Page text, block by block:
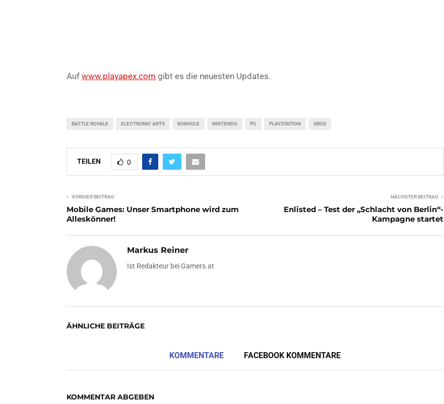
Auf www.playapex.com gibt es die neuesten Updates.
BATTLE ROYALE ELECTRONIC ARTS KONSOLE NINTENDO PC PLAYSTATION XBOX
TEILEN 0
VORIGER BEITRAG
Mobile Games: Unser Smartphone wird zum
Alleskönner!
NÄCHSTER BEITRAG
Enlisted – Test der „Schlacht von Berlin“-
Kampagne startet
Markus Reiner
Ist Redakteur bei Gamers.at
ÄHNLICHE BEITRÄGE
KOMMENTARE FACEBOOK KOMMENTARE
KOMMENTAR ABGEBEN